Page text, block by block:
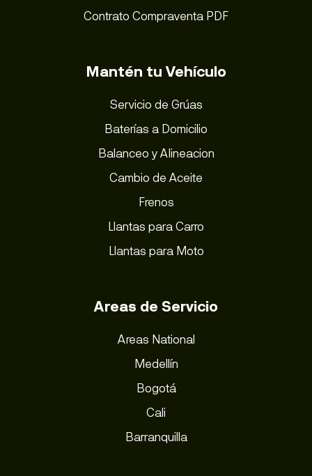
Contrato Compraventa PDF
Mantén tu Vehículo
Servicio de Grúas
Baterías a Domicilio
Balanceo y Alineacion
Cambio de Aceite
Frenos
Llantas para Carro
Llantas para Moto
Areas de Servicio
Areas National
Medellín
Bogotá
Cali
Barranquilla